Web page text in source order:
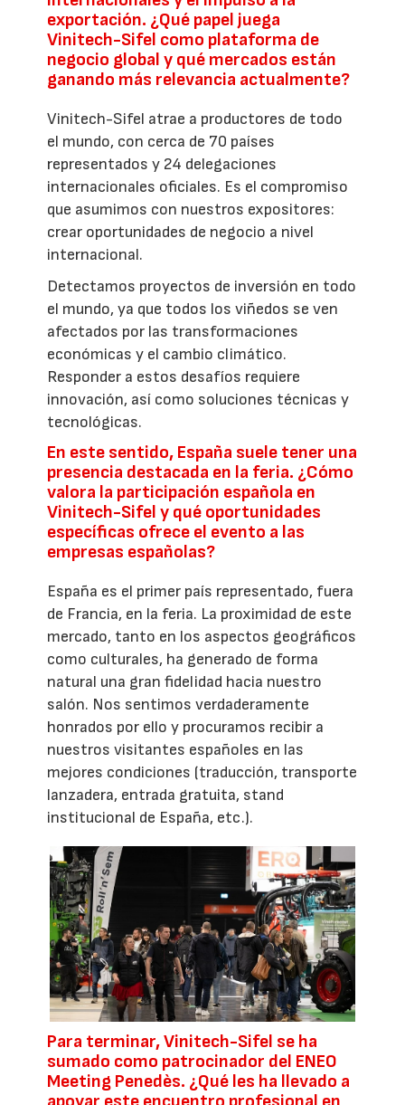
exportación. ¿Qué papel juega
Vinitech-Sifel como plataforma de
negocio global y qué mercados están
ganando más relevancia actualmente?
Vinitech-Sifel atrae a productores de todo
el mundo, con cerca de 70 países
representados y 24 delegaciones
internacionales oficiales. Es el compromiso
que asumimos con nuestros expositores:
crear oportunidades de negocio a nivel
internacional.
Detectamos proyectos de inversión en todo
el mundo, ya que todos los viñedos se ven
afectados por las transformaciones
económicas y el cambio climático.
Responder a estos desafíos requiere
innovación, así como soluciones técnicas y
tecnológicas.
En este sentido, España suele tener una
presencia destacada en la feria. ¿Cómo
valora la participación española en
Vinitech-Sifel y qué oportunidades
específicas ofrece el evento a las
empresas españolas?
España es el primer país representado, fuera
de Francia, en la feria. La proximidad de este
mercado, tanto en los aspectos geográficos
como culturales, ha generado de forma
natural una gran fidelidad hacia nuestro
salón. Nos sentimos verdaderamente
honrados por ello y procuramos recibir a
nuestros visitantes españoles en las
mejores condiciones (traducción, transporte
lanzadera, entrada gratuita, stand
institucional de España, etc.).
Para terminar, Vinitech-Sifel se ha
sumado como patrocinador del ENEO
Meeting Penedès. ¿Qué les ha llevado a